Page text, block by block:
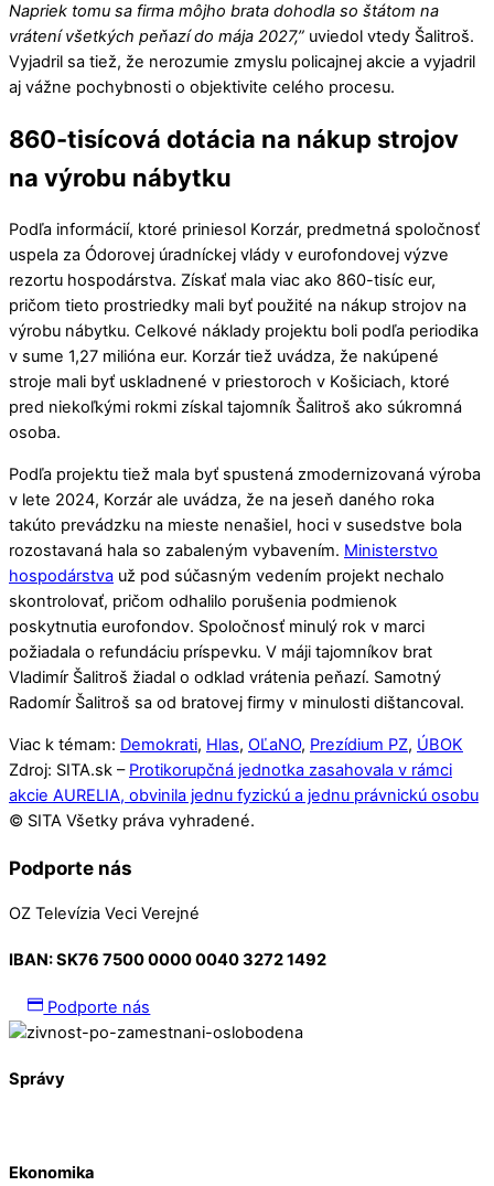
Napriek tomu sa firma môjho brata dohodla so štátom na
vrátení všetkých peňazí do mája 2027,” uviedol vtedy Šalitroš.
Vyjadril sa tiež, že nerozumie zmyslu policajnej akcie a vyjadril
aj vážne pochybnosti o objektivite celého procesu.
860-tisícová dotácia na nákup strojov
na výrobu nábytku
Podľa informácií, ktoré priniesol Korzár, predmetná spoločnosť
uspela za Ódorovej úradníckej vlády v eurofondovej výzve
rezortu hospodárstva. Získať mala viac ako 860-tisíc eur,
pričom tieto prostriedky mali byť použité na nákup strojov na
výrobu nábytku. Celkové náklady projektu boli podľa periodika
v sume 1,27 milióna eur. Korzár tiež uvádza, že nakúpené
stroje mali byť uskladnené v priestoroch v Košiciach, ktoré
pred niekoľkými rokmi získal tajomník Šalitroš ako súkromná
osoba.
Podľa projektu tiež mala byť spustená zmodernizovaná výroba
v lete 2024, Korzár ale uvádza, že na jeseň daného roka
takúto prevádzku na mieste nenašiel, hoci v susedstve bola
rozostavaná hala so zabaleným vybavením. Ministerstvo
hospodárstva už pod súčasným vedením projekt nechalo
skontrolovať, pričom odhalilo porušenia podmienok
poskytnutia eurofondov. Spoločnosť minulý rok v marci
požiadala o refundáciu príspevku. V máji tajomníkov brat
Vladimír Šalitroš žiadal o odklad vrátenia peňazí. Samotný
Radomír Šalitroš sa od bratovej firmy v minulosti dištancoval.
Viac k témam: Demokrati, Hlas, OĽaNO, Prezídium PZ, ÚBOK
Zdroj: SITA.sk – Protikorupčná jednotka zasahovala v rámci
akcie AURELIA, obvinila jednu fyzickú a jednu právnickú osobu
© SITA Všetky práva vyhradené.
Podporte nás
OZ Televízia Veci Verejné
IBAN:SK76 7500 0000 0040 3272 1492
Podporte nás
Správy
Ekonomika